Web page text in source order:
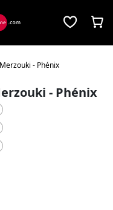
- Phénix
- Phénix